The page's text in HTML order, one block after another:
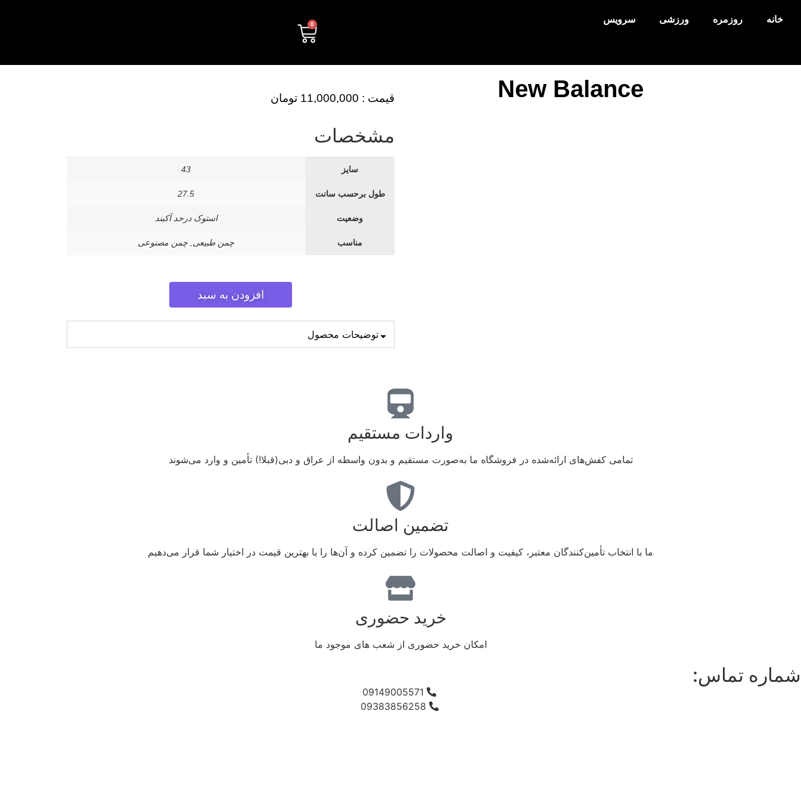
خانه روزمره ورزشی سرویس 0
New Balance قیمت : 11,000,000 تومان
مشخصات
سایز 43
طول برحسب سانت 27.5
وضعیت استوک درحد آکبند
مناسب چمن طبیعی, چمن مصنوعی
افزودن به سبد
توضیحات محصول
واردات مستقیم
تمامی کفش‌های ارائه‌شده در فروشگاه ما به‌صورت مستقیم و بدون واسطه از عراق و دبی(قبلا!) تأمین و وارد می‌شوند
تضمین اصالت
ما با انتخاب تأمین‌کنندگان معتبر، کیفیت و اصالت محصولات را تضمین کرده و آن‌ها را با بهترین قیمت در اختیار شما قرار می‌دهیم
خرید حضوری
امکان خرید حضوری از شعب های موجود ما
شماره تماس:
09149005571
09383856258